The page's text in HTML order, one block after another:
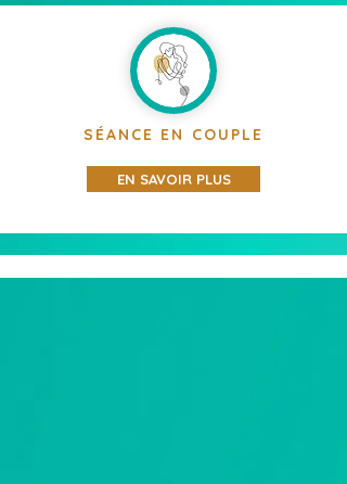
SÉANCE EN COUPLE
EN SAVOIR PLUS